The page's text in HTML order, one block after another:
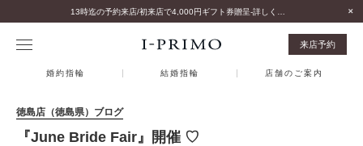
来店予約
婚約指輪 結婚指輪 店舗のご案内
徳島店（徳島県）ブログ
『June Bride Fair』開催 ♡